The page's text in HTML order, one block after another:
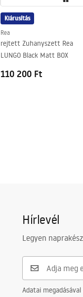
24
Kiárusítás
Rea
rejtett Zuhanyszett Rea
LUNGO Black Matt BOX
110 200 Ft
Hírlevél
Legyen
Adatai